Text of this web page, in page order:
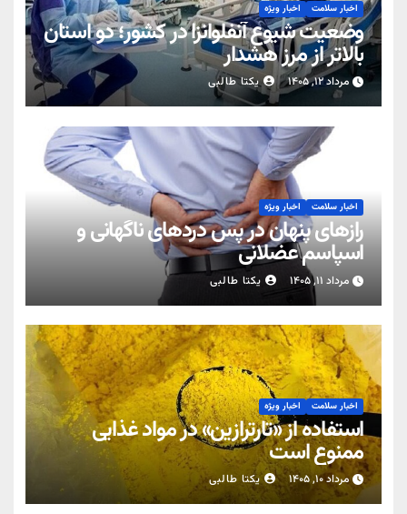
اخبار سلامت اخبار ویژه
وضعیت شیوع آنفلوانزا در کشور؛ دو استان
بالاتر از مرز هشدار
مرداد ۱۲, ۱۴۰۵ یکتا طالبی
اخبار سلامت اخبار ویژه
رازهای پنهان در پس دردهای ناگهانی و
اسپاسم عضلانی
مرداد ۱۱, ۱۴۰۵ یکتا طالبی
اخبار سلامت اخبار ویژه
استفاده از «تارترازین» در مواد غذایی
ممنوع است
مرداد ۱۰, ۱۴۰۵ یکتا طالبی